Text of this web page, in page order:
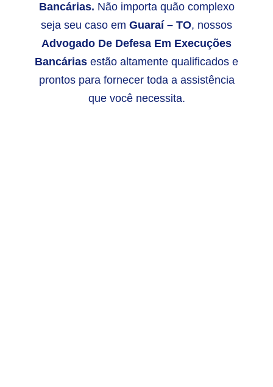
Bancárias. Não importa quão complexo
seja seu caso em Guaraí – TO, nossos
Advogado De Defesa Em Execuções
Bancárias estão altamente qualificados e
prontos para fornecer toda a assistência
que você necessita.